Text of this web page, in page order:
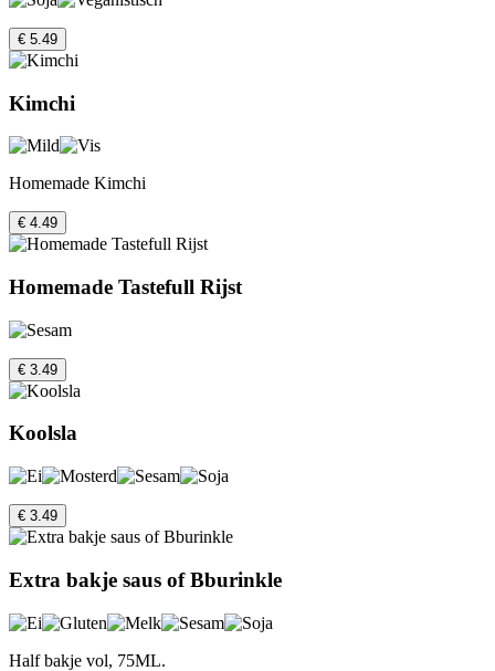
€ 5.49
Kimchi
Homemade Kimchi
€ 4.49
Homemade Tastefull Rijst
€ 3.49
Koolsla
€ 3.49
Extra bakje saus of Bburinkle
Half bakje vol, 75ML.